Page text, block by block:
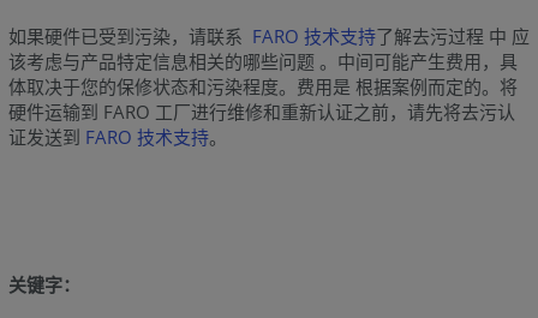
如果硬件已受到污染，请联系 FARO 技术支持了解去污过程 中 应
该考虑与产品特定信息相关的哪些问题 。中间可能产生费用，具
体取决于您的保修状态和污染程度。费用是 根据案例而定的。将
硬件运输到 FARO 工厂进行维修和重新认证之前，请先将去污认
证发送到 FARO 技术支持。
关键字：